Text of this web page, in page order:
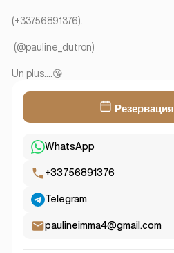
(+33756891376).
(@pauline_dutron)
Un plus....😘
Резервация
WhatsApp
+33756891376
Telegram
paulineimma4@gmail.com